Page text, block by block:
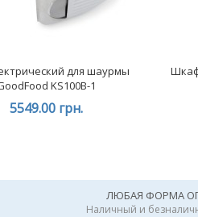
для шаурмы
KS100B-1
5549.00 грн.
ЛЮБАЯ ФОРМА
Наличный и